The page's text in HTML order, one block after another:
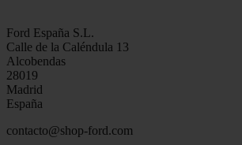
Ford España S.L.
Calle de la Caléndula 13
Alcobendas
28019
Madrid
España
contacto@shop-ford.com